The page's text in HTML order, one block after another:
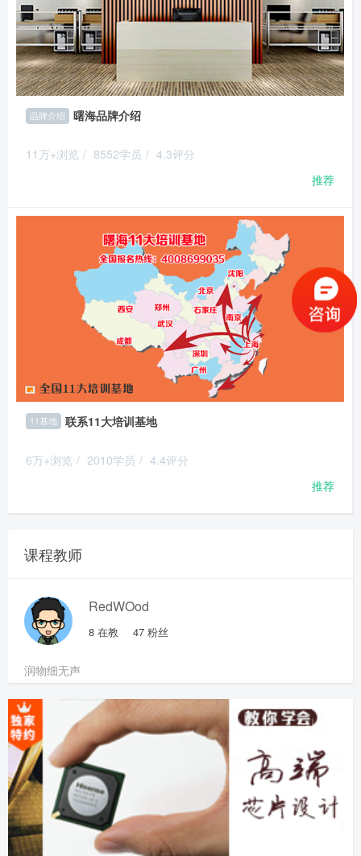
品牌介绍 曙海品牌介绍
11万+浏览 / 8552学员 / 4.3评分
推荐
11基地 联系11大培训基地
6万+浏览 / 2010学员 / 4.4评分
推荐
课程教师
RedWOod
8 在教 47 粉丝
润物细无声